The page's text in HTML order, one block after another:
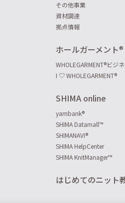
その他事業
資材調達
拠点情報
ホールガーメント®
WHOLEGARMENT®ビジ
I ♡ WHOLEGARMENT®
SHIMA online
yarnbank®
SHIMA Datamall™
SHIMANAVI®
SHIMA HelpCenter
SHIMA KnitManager™
はじめてのニット